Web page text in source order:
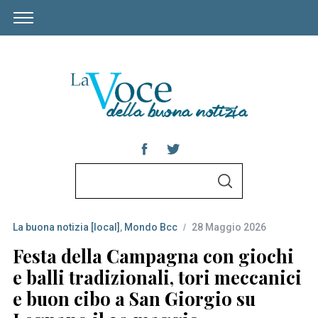
r
c
h
f
o
S
C
H
La buona notizia [local] , Mondo Bcc 28 Maggio 2026
Festa della Campagna con giochi
e balli tradizionali, tori meccanici
e buon cibo a San Giorgio su